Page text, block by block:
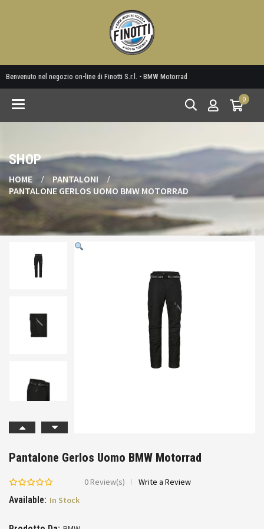
Benvenuto nel negozio on-line di Finotti S.r.l. - BMW Motorrad
Toggle
0
SHOP
HOME
PANTALONI
PANTALONE GERLOS UOMO BMW MOTORRAD
Pantalone Gerlos Uomo BMW Motorrad
0 Review(s) Write a Review
Available: In Stock